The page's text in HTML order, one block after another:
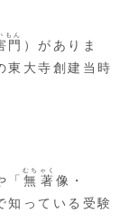
門
もん
）がありま
東大寺創建当時
「 無著
むちゃく
像・
知っている受験